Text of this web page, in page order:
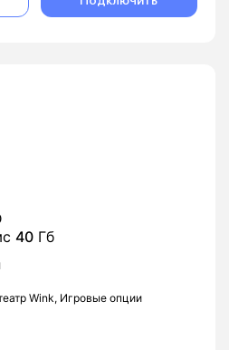
40 Гб
Wink, Игровые опции